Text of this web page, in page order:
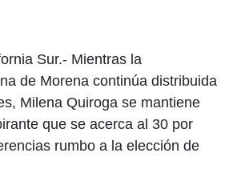
Sur.- Mientras la
de Morena continúa distribuida
Milena Quiroga se mantiene
que se acerca al 30 por
rumbo a la elección de